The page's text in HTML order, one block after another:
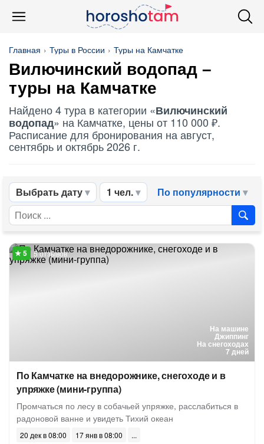
Главная Туры в России Туры на Камчатке
Вилючинский водопад –
туры на Камчатке
Найдено 4 тура в категории «Вилючинский
водопад» на Камчатке, цены от 110 000 ₽.
Расписание для бронирования на август,
сентябрь и октябрь 2026 г.
Выбрать дату 1 чел. По популярности
На машине
Джиппинг
На снегоходах
7 дней
5 отзывов
По Камчатке на внедорожнике, снегоходе и в
упряжке (мини-группа)
Промчаться по лесу в собачьей упряжке, расслабиться в
радоновой ванне и увидеть Тихий океан
20 дек в 08:00 17 янв в 08:00